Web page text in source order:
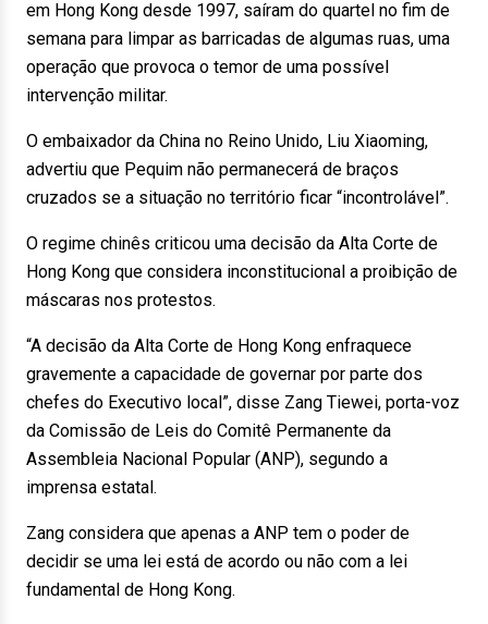
em Hong Kong desde 1997, saíram do quartel no fim de
semana para limpar as barricadas de algumas ruas, uma
operação que provoca o temor de uma possível
intervenção militar.
O embaixador da China no Reino Unido, Liu Xiaoming,
advertiu que Pequim não permanecerá de braços
cruzados se a situação no território ficar “incontrolável”.
O regime chinês criticou uma decisão da Alta Corte de
Hong Kong que considera inconstitucional a proibição de
máscaras nos protestos.
“A decisão da Alta Corte de Hong Kong enfraquece
gravemente a capacidade de governar por parte dos
chefes do Executivo local”, disse Zang Tiewei, porta-voz
da Comissão de Leis do Comitê Permanente da
Assembleia Nacional Popular (ANP), segundo a
imprensa estatal.
Zang considera que apenas a ANP tem o poder de
decidir se uma lei está de acordo ou não com a lei
fundamental de Hong Kong.